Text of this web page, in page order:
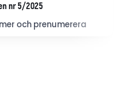
nr 5/2025
och prenumerera